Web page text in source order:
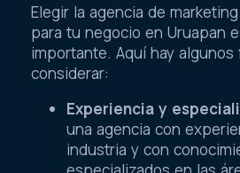
Elegir la agencia de
para tu negocio en Uruapan
importante. Aquí hay algunos
considerar:
Experiencia y
una agencia con
industria y con